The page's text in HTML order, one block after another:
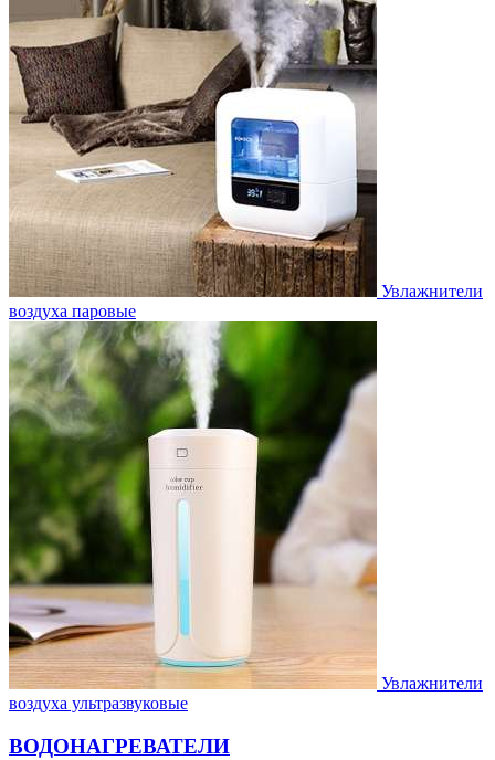
Увлажнители
воздуха паровые
Увлажнители
воздуха ультразвуковые
ВОДОНАГРЕВАТЕЛИ